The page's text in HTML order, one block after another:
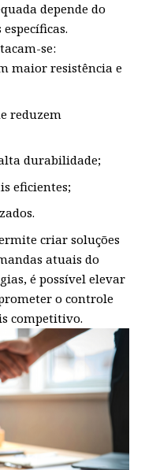
depende do
se:
maior resistência e
reduzem
durabilidade;
eficientes;
criar soluções
atuais do
é possível elevar
o controle
competitivo.